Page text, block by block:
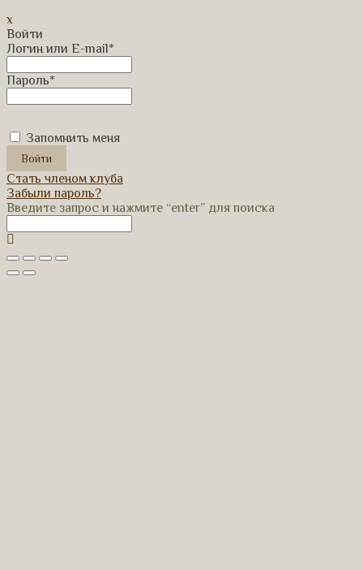
x
Войти
Логин или E-mail*
Пароль*
Запомнить меня
Стать членом клуба
Забыли пароль?
Введите запрос и нажмите “enter” для поиска